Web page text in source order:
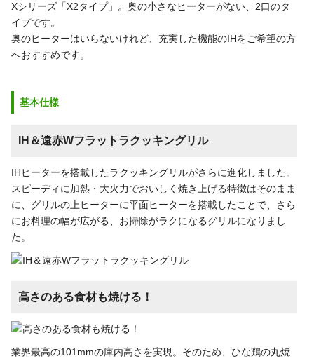
Xシリーズ「X2タイプ」。奥の小さなヒーターがない、2口のタ
イプです。
奥のヒーターはいらないけれど、充実した機能のIHをご希望の方
へおすすめです。
基本仕様
IH＆遠赤Wフラットラクッキングリル
IHヒーターを搭載したラクッキングリルがさらに進化しました。
スピーディに加熱・大火力でおいしく焼き上げる特徴はそのまま
に、グリルの上ヒーターに平面ヒーターを搭載したことで、さら
にお料理の幅が広がる、お掃除がラクになるグリルになりまし
た。
高さのある食材も焼ける！
業界最高の101mmの庫内高さを実現。そのため、ひな鶏の丸焼